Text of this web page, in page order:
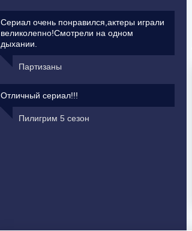
Сериал очень понравился,актеры играли
великолепно!Смотрели на одном
дыхании.
Партизаны
Отличный сериал!!!
Пилигрим 5 сезон